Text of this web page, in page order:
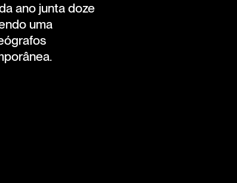
ano junta doze
uma